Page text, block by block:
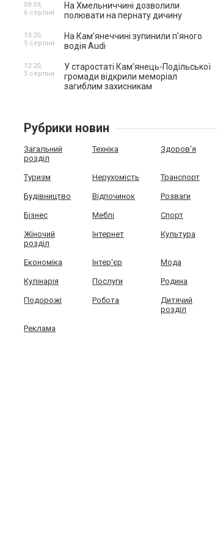
На Хмельниччині дозволили
полювати на пернату дичину
09:59,
6 серпня
На Камʼянеччині зупинили п'яного
водія Audi
13:20,
5 серпня
У старостаті Кам’янець-Подільської
громади відкрили меморіал
загиблим захисникам
12:20,
5 серпня
Рубрики новин
Загальний
розділ
Техніка Здоров'я
Туризм Нерухомість Транспорт
Будівництво Відпочинок Розваги
Бізнес Меблі Спорт
Жіночий
розділ
Інтернет Культура
Економіка Інтер'єр Мода
Кулінарія Послуги Родина
Подорожі Робота
Дитячий
розділ
Реклама